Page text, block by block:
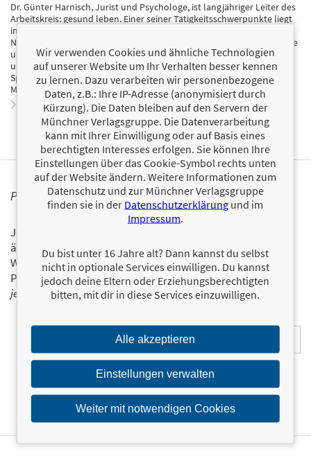
Dr. Günter Harnisch, Jurist und Psychologe, ist langjähriger Leiter des
Arbeitskreis: gesund leben. Einer seiner Tätigkeitsschwerpunkte liegt
in der Erforschung und Erprobung alter, neu entdeckter
Naturheilmethoden. Er ist Experte auf dem Gebiet der Volksheilkunde
und hat rund 40 Bücher über gesunde Lebensführung, Spiritualität
und natürliche Heilung veröffentlicht. Viele davon sind in mehreren
Sprachen erschienen. Der Autor lebt auf einem Bauernhof im
Münsterland und auf einer friesischen Insel.
Zum Profil von Günter Harnisch
PERSONALISIERTE PRODUKTINFORMATIONEN
Ja, ich will über interessante Neuerscheinungen und
ähnliche Produkte informiert werden.
Wir halten Sie per E-Mail auf dem aktuellen Stand über das
Programm der Münchner Verlagsgruppe.Tragen Sie sich
jetzt ein!
Wir verwenden Cookies und ähnliche Technologien
auf unserer Website um Ihr Verhalten besser kennen
zu lernen. Dazu verarbeiten wir personenbezogene
Daten, z.B.: Ihre IP-Adresse (anonymisiert durch
Kürzung). Die Daten bleiben auf den Servern der
Münchner Verlagsgruppe. Die Datenverarbeitung
kann mit Ihrer Einwilligung oder auf Basis eines
berechtigten Interesses erfolgen. Sie können Ihre
Einstellungen über das Cookie-Symbol rechts unten
auf der Website ändern. Weitere Informationen zum
Datenschutz und zur Münchner Verlagsgruppe
finden sie in der Datenschutzerklärung und im
Impressum.
Du bist unter 16 Jahre alt? Dann kannst du selbst
nicht in optionale Services einwilligen. Du kannst
jedoch deine Eltern oder Erziehungsberechtigten
bitten, mit dir in diese Services einzuwilligen.
Alle akzeptieren
Einstellungen verwalten
Weiter mit notwendigen Cookies